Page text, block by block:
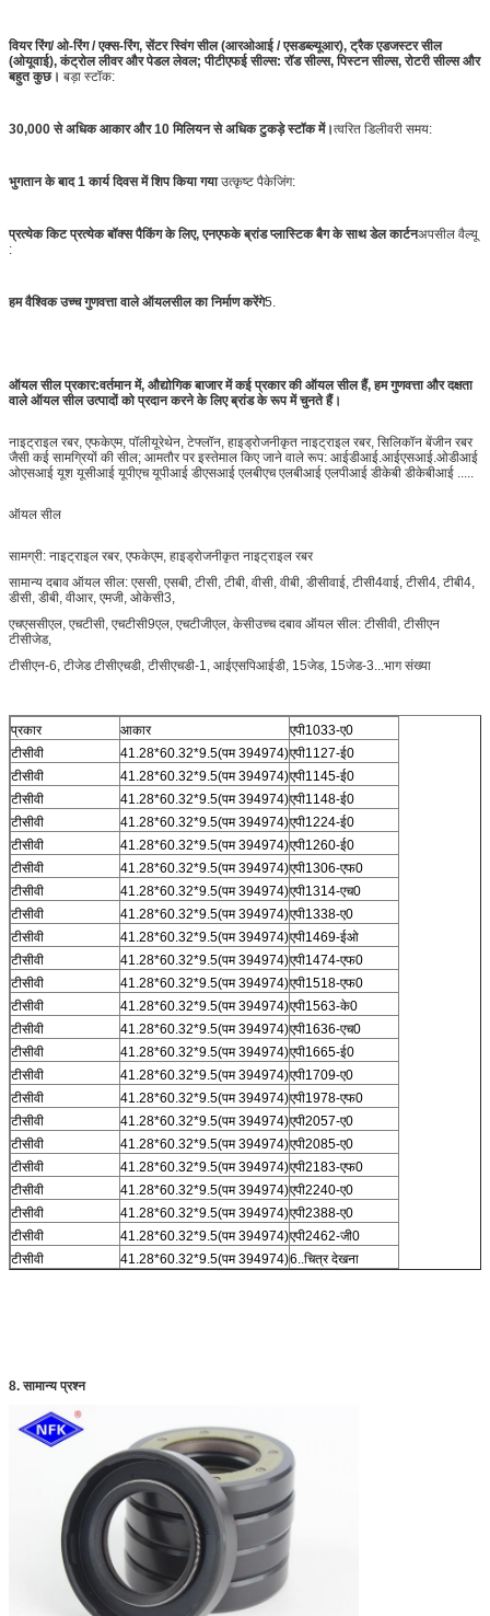
वियर रिंग/ ओ-रिंग / एक्स-रिंग, सेंटर स्विंग सील (आरओआई / एसडब्ल्यूआर), ट्रैक एडजस्टर सील
(ओयूवाई), कंट्रोल लीवर और पेडल लेवल; पीटीएफई सील्स: रॉड सील्स, पिस्टन सील्स, रोटरी सील्स और
बहुत कुछ। बड़ा स्टॉक:
30,000 से अधिक आकार और 10 मिलियन से अधिक टुकड़े स्टॉक में।त्वरित डिलीवरी समय:
भुगतान के बाद 1 कार्य दिवस में शिप किया गया उत्कृष्ट पैकेजिंग:
प्रत्येक किट प्रत्येक बॉक्स पैकिंग के लिए, एनएफके ब्रांड प्लास्टिक बैग के साथ डेल कार्टनअपसील वैल्यू
:
हम वैश्विक उच्च गुणवत्ता वाले ऑयलसील का निर्माण करेंगे5.
ऑयल सील प्रकार:वर्तमान में, औद्योगिक बाजार में कई प्रकार की ऑयल सील हैं, हम गुणवत्ता और दक्षता
वाले ऑयल सील उत्पादों को प्रदान करने के लिए ब्रांड के रूप में चुनते हैं।
नाइट्राइल रबर, एफकेएम, पॉलीयूरेथेन, टेफ्लॉन, हाइड्रोजनीकृत नाइट्राइल रबर, सिलिकॉन बेंजीन रबर
जैसी कई सामग्रियों की सील; आमतौर पर इस्तेमाल किए जाने वाले रूप: आईडीआई.आईएसआई.ओडीआई
ओएसआई यूश यूसीआई यूपीएच यूपीआई डीएसआई एलबीएच एलबीआई एलपीआई डीकेबी डीकेबीआई .....
ऑयल सील
सामग्री: नाइट्राइल रबर, एफकेएम, हाइड्रोजनीकृत नाइट्राइल रबर
सामान्य दबाव ऑयल सील: एससी, एसबी, टीसी, टीबी, वीसी, वीबी, डीसीवाई, टीसी4वाई, टीसी4, टीबी4,
डीसी, डीबी, वीआर, एमजी, ओकेसी3,
एचएससीएल, एचटीसी, एचटीसी9एल, एचटीजीएल, केसीउच्च दबाव ऑयल सील: टीसीवी, टीसीएन
टीसीजेड,
टीसीएन-6, टीजेड टीसीएचडी, टीसीएचडी-1, आईएसपिआईडी, 15जेड, 15जेड-3...भाग संख्या
प्रकार आकार
एपी1033-ए0
टीसीवी
41.28*60.32*9.5(पम 394974)एपी1127-ई0
टीसीवी
41.28*60.32*9.5(पम 394974)एपी1145-ई0
टीसीवी
41.28*60.32*9.5(पम 394974)एपी1148-ई0
टीसीवी
41.28*60.32*9.5(पम 394974)एपी1224-ई0
टीसीवी
41.28*60.32*9.5(पम 394974)एपी1260-ई0
टीसीवी
41.28*60.32*9.5(पम 394974)एपी1306-एफ0
टीसीवी
41.28*60.32*9.5(पम 394974)एपी1314-एच0
टीसीवी
41.28*60.32*9.5(पम 394974)एपी1338-ए0
टीसीवी
41.28*60.32*9.5(पम 394974)एपी1469-ईओ
टीसीवी
41.28*60.32*9.5(पम 394974)एपी1474-एफ0
टीसीवी
41.28*60.32*9.5(पम 394974)एपी1518-एफ0
टीसीवी
41.28*60.32*9.5(पम 394974)एपी1563-के0
टीसीवी
41.28*60.32*9.5(पम 394974)एपी1636-एच0
टीसीवी
41.28*60.32*9.5(पम 394974)एपी1665-ई0
टीसीवी
41.28*60.32*9.5(पम 394974)एपी1709-ए0
टीसीवी
41.28*60.32*9.5(पम 394974)एपी1978-एफ0
टीसीवी
41.28*60.32*9.5(पम 394974)एपी2057-ए0
टीसीवी
41.28*60.32*9.5(पम 394974)एपी2085-ए0
टीसीवी
41.28*60.32*9.5(पम 394974)एपी2183-एफ0
टीसीवी
41.28*60.32*9.5(पम 394974)एपी2240-ए0
टीसीवी
41.28*60.32*9.5(पम 394974)एपी2388-ए0
टीसीवी
41.28*60.32*9.5(पम 394974)एपी2462-जी0
टीसीवी
41.28*60.32*9.5(पम 394974)6..चित्र देखना
8. सामान्य प्रश्न